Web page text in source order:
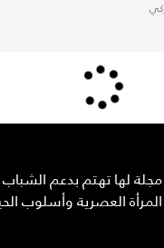
مجلة لها تهتم بدعم
المرأة العصرية وأسلوب